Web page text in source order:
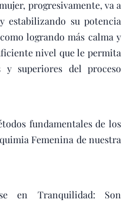
progresivamente, va a
estabilizando su potencia
logrando más calma y
nivel que le permita
y superiores del proceso
fundamentales de los
Femenina de nuestra
en Tranquilidad: Son